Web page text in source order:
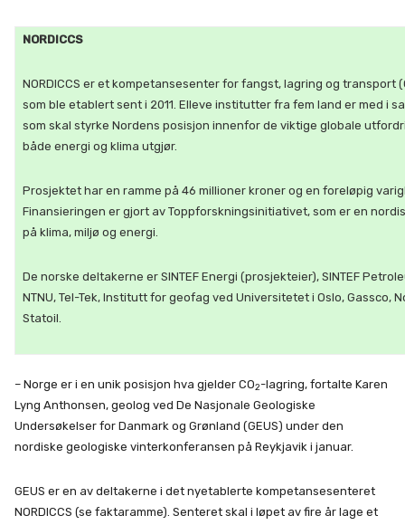
NORDICCS
NORDICCS er et kompetansesenter for fangst, lagring og transport
som ble etablert sent i 2011. Elleve institutter fra fem land er med i
som skal styrke Nordens posisjon innenfor de viktige globale
både energi og klima utgjør.
Prosjektet har en ramme på 46 millioner kroner og en foreløpig
Finansieringen er gjort av Toppforskningsinitiativet, som er en
på klima, miljø og energi.
De norske deltakerne er SINTEF Energi (prosjekteier), SINTEF
NTNU, Tel-Tek, Institutt for geofag ved Universitetet i Oslo, Gassco,
Statoil.
– Norge er i en unik posisjon hva gjelder CO2-lagring, fortalte Karen
Lyng Anthonsen, geolog ved De Nasjonale Geologiske
Undersøkelser for Danmark og Grønland (GEUS) under den
nordiske geologiske vinterkonferansen på Reykjavik i januar.
GEUS er en av deltakerne i det nyetablerte kompetansesenteret
NORDICCS (se faktaramme). Senteret skal i løpet av fire år lage et